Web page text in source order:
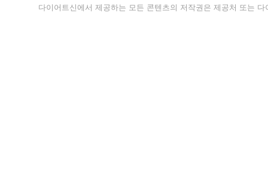
다이어트신에서 제공하는 모든 콘텐츠의 저작권은 제공처 또는